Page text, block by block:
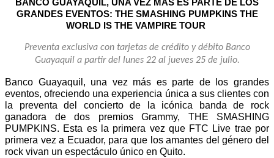
BANCO GUAYAQUIL, UNA VEZ MÁS ES PARTE DE LOS
GRANDES EVENTOS: THE SMASHING PUMPKINS THE
WORLD IS THE VAMPIRE TOUR
Preventa exclusiva con tarjetas de crédito y débito Banco
Guayaquil a partir del lunes 22 al jueves 25 de julio.
Banco Guayaquil, una vez más es parte de los grandes
eventos, ofreciendo una experiencia única a sus clientes con
la preventa del concierto de la icónica banda de rock
ganadora de dos premios Grammy, THE SMASHING
PUMPKINS. Esta es la primera vez que FTC Live trae por
primera vez a Ecuador, para que los amantes del género del
rock vivan un espectáculo único en Quito.